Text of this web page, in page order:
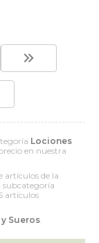
Lociones
en nuestra
artículos de la
subcategoría
artículos
Sueros.